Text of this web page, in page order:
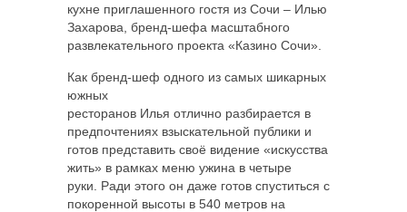
кухне приглашенного гостя из Сочи – Илью
Захарова, бренд-шефа масштабного
развлекательного проекта «Казино Сочи».
Как бренд-шеф одного из самых шикарных
южных
ресторанов Илья отлично разбирается в
предпочтениях взыскательной публики и
готов представить своё видение «искусства
жить» в рамках меню ужина в четыре
руки. Ради этого он даже готов спуститься с
покоренной высоты в 540 метров на